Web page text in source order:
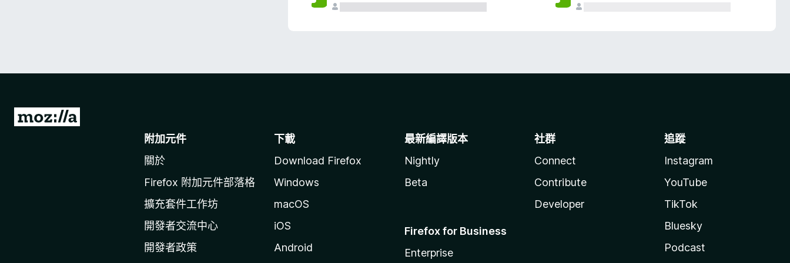
前
附加元件
關於
Firefox 附加元件部落格
擴充套件工作坊
開發者交流中心
開發者政策
下載
Download Firefox
Windows
macOS
iOS
Android
最新編譯版本
Nightly
Beta
Firefox for Business
Enterprise
社群
Connect
Contribute
Developer
追蹤
Instagram
YouTube
TikTok
Bluesky
Podcast